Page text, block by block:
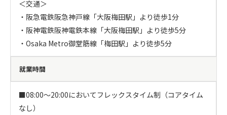
＜交通＞
・阪急電鉄阪急神戸線「大阪梅田駅」より徒歩1分
・阪神電鉄阪神電鉄本線「大阪梅田駅」より徒歩5分
・Osaka Metro御堂筋線「梅田駅」より徒歩5分
就業時間
■08:00～20:00においてフレックスタイム制（コアタイム
なし）